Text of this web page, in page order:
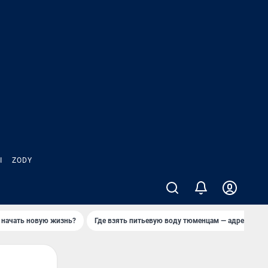
ZODY
начать новую жизнь? Где взять питьевую воду тюменцам — адреса